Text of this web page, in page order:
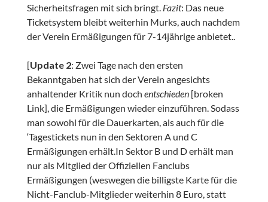
Sicherheitsfragen mit sich bringt. Fazit: Das neue
Ticketsystem bleibt weiterhin Murks, auch nachdem
der Verein Ermäßigungen für 7-14jährige anbietet..
[Update 2: Zwei Tage nach den ersten
Bekanntgaben hat sich der Verein angesichts
anhaltender Kritik nun doch entschieden[broken
Link], die Ermäßigungen wieder einzuführen. Sodass
man sowohl für die Dauerkarten, als auch für die
‘Tagestickets nun in den Sektoren A und C
Ermäßigungen erhält.In Sektor B und D erhält man
nur als Mitglied der Offiziellen Fanclubs
Ermäßigungen (weswegen die billigste Karte für die
Nicht-Fanclub-Mitglieder weiterhin 8 Euro, statt